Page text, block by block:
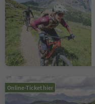
Online-Ticket hier